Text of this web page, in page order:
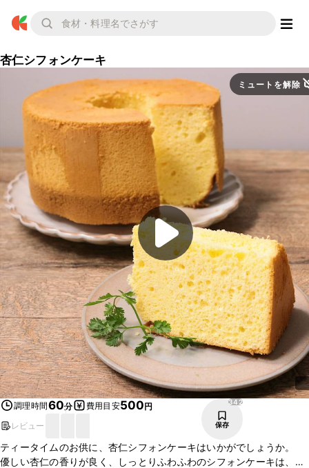
杏仁シフォンケーキ
ミュートを解除
調理時間60分 費用目安500円
レビュー
342
保存
ティータイムのお供に、杏仁シフォンケーキはいかがでしょうか。
優しい杏仁の香りが良く、しっとりふわふわのシフォンケーキは、